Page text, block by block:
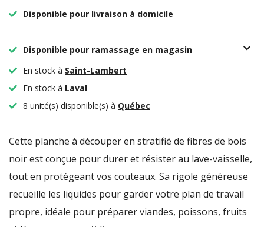
Disponible pour livraison à domicile
Disponible pour ramassage en magasin
En stock à Saint-Lambert
En stock à Laval
8 unité(s) disponible(s) à Québec
Cette planche à découper en stratifié de fibres de bois
noir est conçue pour durer et résister au lave-vaisselle,
tout en protégeant vos couteaux. Sa rigole généreuse
recueille les liquides pour garder votre plan de travail
propre, idéale pour préparer viandes, poissons, fruits